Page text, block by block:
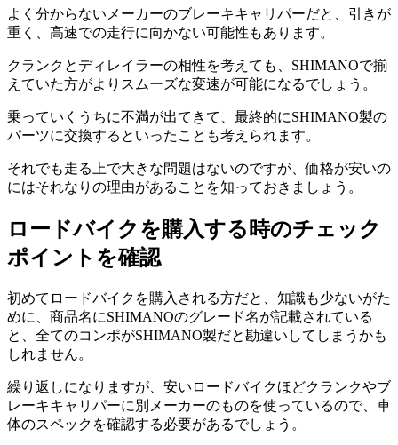
よく分からないメーカーのブレーキキャリパーだと、引きが
重く、高速での走行に向かない可能性もあります。
クランクとディレイラーの相性を考えても、SHIMANOで揃
えていた方がよりスムーズな変速が可能になるでしょう。
乗っていくうちに不満が出てきて、最終的にSHIMANO製の
パーツに交換するといったことも考えられます。
それでも走る上で大きな問題はないのですが、価格が安いの
にはそれなりの理由があることを知っておきましょう。
ロードバイクを購入する時のチェック
ポイントを確認
初めてロードバイクを購入される方だと、知識も少ないがた
めに、商品名にSHIMANOのグレード名が記載されている
と、全てのコンポがSHIMANO製だと勘違いしてしまうかも
しれません。
繰り返しになりますが、安いロードバイクほどクランクやブ
レーキキャリパーに別メーカーのものを使っているので、車
体のスペックを確認する必要があるでしょう。